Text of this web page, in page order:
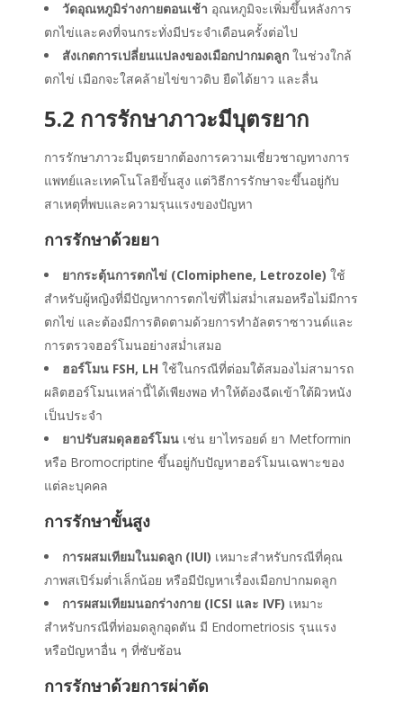
วัดอุณหภูมิร่างกายตอนเช้า อุณหภูมิจะเพิ่มขึ้นหลังการ
ตกไข่และคงที่จนกระทั่งมีประจำเดือนครั้งต่อไป
สังเกตการเปลี่ยนแปลงของเมือกปากมดลูก ในช่วงใกล้
ตกไข่ เมือกจะใสคล้ายไข่ขาวดิบ ยืดได้ยาว และลื่น
5.2 การรักษาภาวะมีบุตรยาก
การรักษาภาวะมีบุตรยากต้องการความเชี่ยวชาญทางการ
แพทย์และเทคโนโลยีขั้นสูง แต่วิธีการรักษาจะขึ้นอยู่กับ
สาเหตุที่พบและความรุนแรงของปัญหา
การรักษาด้วยยา
ยากระตุ้นการตกไข่ (Clomiphene, Letrozole) ใช้
สำหรับผู้หญิงที่มีปัญหาการตกไข่ที่ไม่สม่ำเสมอหรือไม่มีการ
ตกไข่ และต้องมีการติดตามด้วยการทำอัลตราซาวนด์และ
การตรวจฮอร์โมนอย่างสม่ำเสมอ
ฮอร์โมน FSH, LH ใช้ในกรณีที่ต่อมใต้สมองไม่สามารถ
ผลิตฮอร์โมนเหล่านี้ได้เพียงพอ ทำให้ต้องฉีดเข้าใต้ผิวหนัง
เป็นประจำ
ยาปรับสมดุลฮอร์โมน เช่น ยาไทรอยด์ ยา Metformin
หรือ Bromocriptine ขึ้นอยู่กับปัญหาฮอร์โมนเฉพาะของ
แต่ละบุคคล
การรักษาขั้นสูง
การผสมเทียมในมดลูก (IUI) เหมาะสำหรับกรณีที่คุณ
ภาพสเปิร์มต่ำเล็กน้อย หรือมีปัญหาเรื่องเมือกปากมดลูก
การผสมเทียมนอกร่างกาย (ICSI และ IVF) เหมาะ
สำหรับกรณีที่ท่อมดลูกอุดตัน มี Endometriosis รุนแรง
หรือปัญหาอื่น ๆ ที่ซับซ้อน
การรักษาด้วยการผ่าตัด